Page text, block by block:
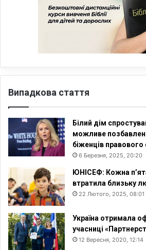
Випадкова стаття
Білий дім
можливе
біженців правового
6 Березня, 2025, 20:20
ЮНІСЕФ: Кожна
втратила близьку
22 Лютого, 2025, 08:01
Україна отримала
учасниці
12 Вересня, 2020, 12:14